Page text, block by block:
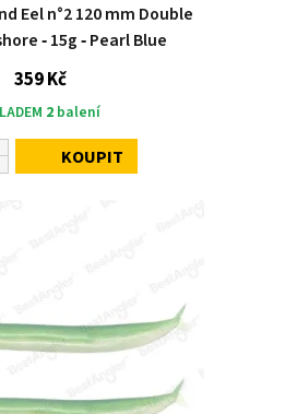
Eel n°2 120 mm Double
‑ 15g ‑ Pearl Blue
359 Kč
2balení
KOUPIT